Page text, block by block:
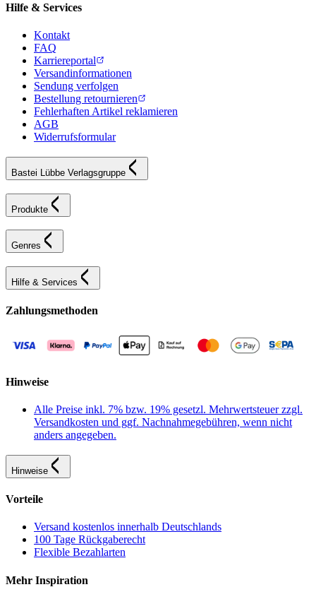
Hilfe & Services
Kontakt
FAQ
Karriereportal
Versandinformationen
Sendung verfolgen
Bestellung retournieren
Fehlerhaften Artikel reklamieren
AGB
Widerrufsformular
Bastei Lübbe Verlagsgruppe
Produkte
Genres
Hilfe & Services
Zahlungsmethoden
Hinweise
Alle Preise inkl. 7% bzw. 19% gesetzl. Mehrwertsteuer zzgl.
Versandkosten und ggf. Nachnahmegebühren, wenn nicht
anders angegeben.
Hinweise
Vorteile
Versand kostenlos innerhalb Deutschlands
100 Tage Rückgaberecht
Flexible Bezahlarten
Mehr Inspiration